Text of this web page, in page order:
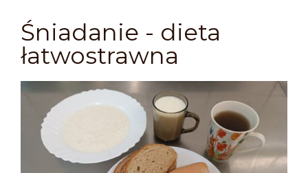
Śniadanie - dieta
łatwostrawna